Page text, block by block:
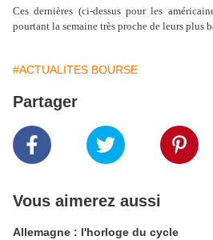
Ces dernières (ci-dessus pour les
pourtant la semaine très proche de leurs plus
#ACTUALITES BOURSE
Partager
Vous aimerez aussi
Allemagne : l'horloge du cycle